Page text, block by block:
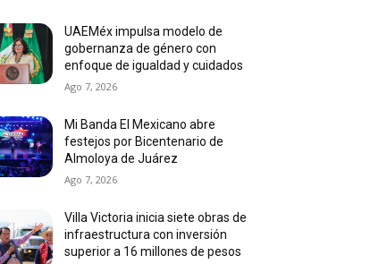
UAEMéx impulsa modelo de
gobernanza de género con
enfoque de igualdad y cuidados
Ago 7, 2026
Mi Banda El Mexicano abre
festejos por Bicentenario de
Almoloya de Juárez
Ago 7, 2026
Villa Victoria inicia siete obras de
infraestructura con inversión
superior a 16 millones de pesos